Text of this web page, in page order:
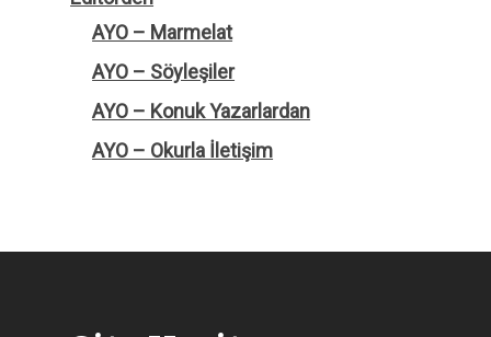
AYO – Marmelat
AYO – Söyleşiler
AYO – Konuk Yazarlardan
AYO – Okurla İletişim